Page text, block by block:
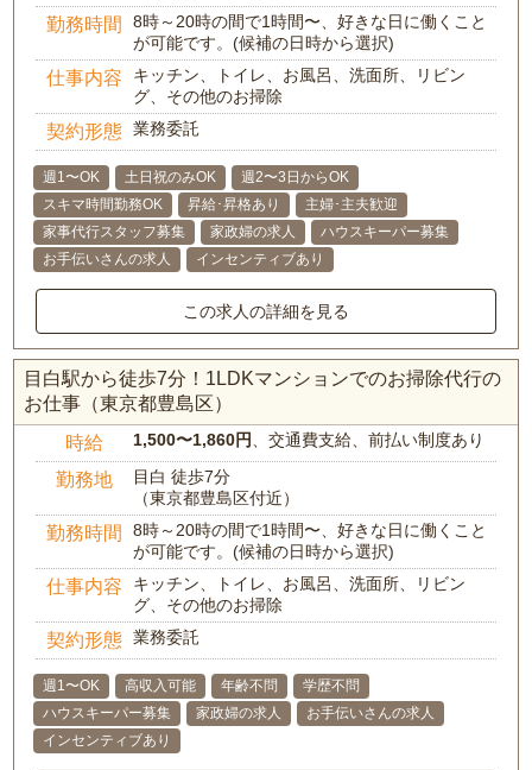
勤務時間
8時～20時の間で1時間〜、好きな日に働くこと
が可能です。(候補の日時から選択)
仕事内容
キッチン、トイレ、お風呂、洗面所、リビン
グ、その他のお掃除
契約形態 業務委託
週1〜OK 土日祝のみOK
週2〜3日からOK
スキマ時間勤務OK
昇給･昇格あり
主婦･主夫歓迎
家事代行スタッフ募集
家政婦の求人
ハウスキーパー募集
お手伝いさんの求人
インセンティブあり
この求人の詳細を見る
目白駅から徒歩7分！1LDKマンションでのお掃除代行の
お仕事（東京都豊島区）
時給 1,500〜1,860円 、交通費支給、前払い制度あり
勤務地
目白 徒歩7分
（東京都豊島区付近）
勤務時間
8時～20時の間で1時間〜、好きな日に働くこと
が可能です。(候補の日時から選択)
仕事内容
キッチン、トイレ、お風呂、洗面所、リビン
グ、その他のお掃除
契約形態 業務委託
週1〜OK 高収入可能 年齢不問
学歴不問
ハウスキーパー募集
家政婦の求人
お手伝いさんの求人
インセンティブあり